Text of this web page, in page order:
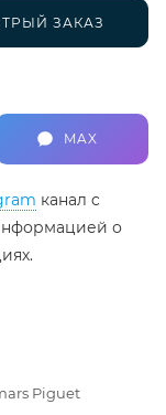
ЗАКАЗ
MAX
канал c
о
Piguet